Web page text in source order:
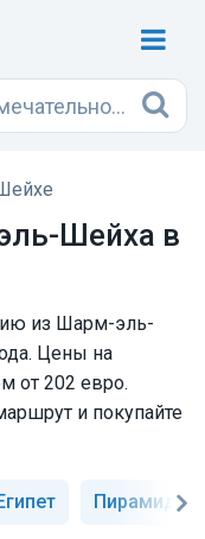
Шейха в
из Шарм-эль-
Цены на
от 202 евро.
и покупайте
Пирамиды